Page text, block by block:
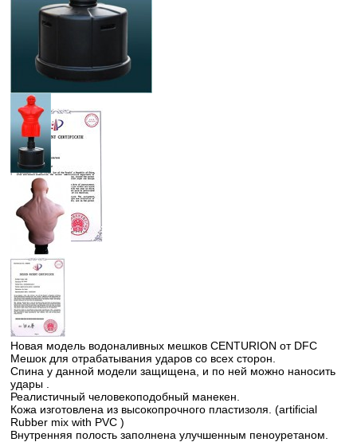
Новая модель водоналивных мешков CENTURION от DFC
Мешок для отрабатывания ударов со всех сторон.
Спина у данной модели защищена, и по ней можно наносить
удары .
Реалистичный человекоподобный манекен.
Кожа изготовлена из высокопрочного пластизоля. (artificial
Rubber mix with PVC )
Внутренняя полость заполнена улучшенным пеноуретаном.